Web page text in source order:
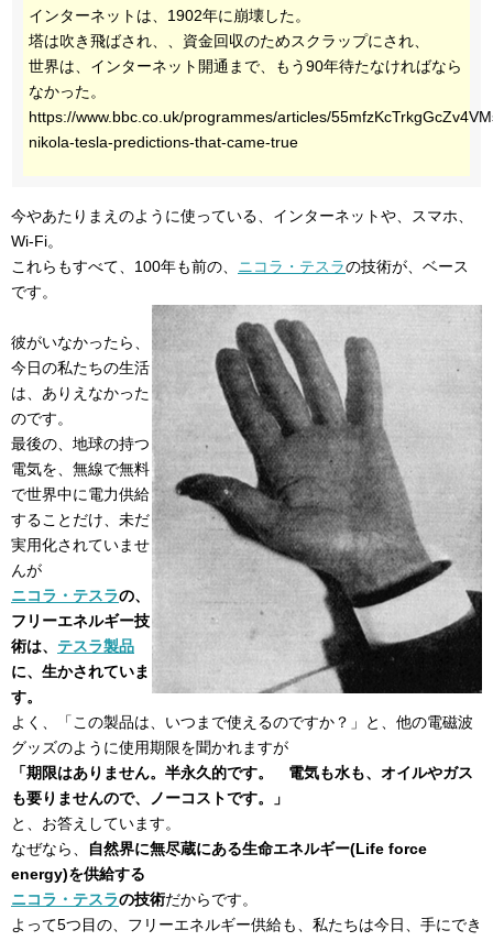
インターネットは、1902年に崩壊した。
塔は吹き飛ばされ、、資金回収のためスクラップにされ、
世界は、インターネット開通まで、もう90年待たなければなら
なかった。
https://www.bbc.co.uk/programmes/articles/
nikola-tesla-predictions-that-came-true
今やあたりまえのように使っている、インターネットや、スマホ、
Wi-Fi。
これらもすべて、100年も前の、 ニコラ・テスラの技術が、ベース
です。
彼がいなかったら、
今日の私たちの生活
は、ありえなかった
のです。
最後の、地球の持つ
電気を、無線で無料
で世界中に電力供給
することだけ、未だ
実用化されていませ
んが
ニコラ・テスラの、
フリーエネルギー技
術は、 テスラ製品
に、生かされていま
す。
よく、「この製品は、いつまで使えるのですか？」と、他の電磁波
グッズのように使用期限を聞かれますが
「期限はありません。半永久的です。 電気も水も、オイルやガス
も要りませんので、ノーコストです。」
と、お答えしています。
なぜなら、
自然界に無尽蔵にある生命エネルギー(Life force
energy)を供給する
ニコラ・テスラの技術だからです。
よって5つ目の、フリーエネルギー供給も、私たちは今日、手にでき